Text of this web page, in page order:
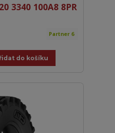
3340 100A8 8PR
Partner 6
do košíku